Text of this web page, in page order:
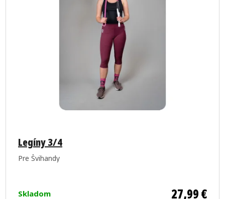
Legíny 3/4
Pre Švihandy
Skladom 27,99 €